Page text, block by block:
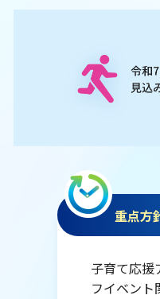
重点方
子育て応援
フイベント